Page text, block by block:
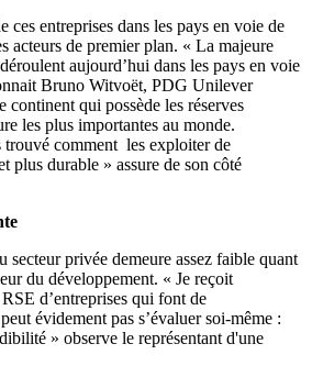
ces entreprises dans les pays en voie de
acteurs de premier plan. « La majeure
aujourd’hui dans les pays en voie
Bruno Witvoët, PDG Unilever
continent qui possède les réserves
les plus importantes au monde.
trouvé comment les exploiter de
plus durable » assure de son côté
secteur privée demeure assez faible quant
du développement. « Je reçoit
RSE d’entreprises qui font de
évidement pas s’évaluer soi-même :
» observe le représentant d'une